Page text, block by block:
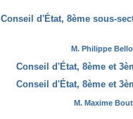
Conseil d'État, 8ème sous-
M. Philippe
Conseil d'État, 8ème et
Conseil d'État, 8ème et
M. Maxime